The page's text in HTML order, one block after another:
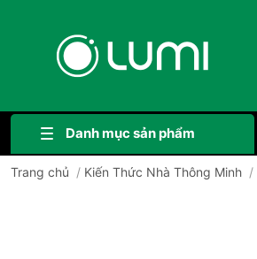
Danh mục sản phẩm
Trang chủ / Kiến Thức Nhà Thông Minh /